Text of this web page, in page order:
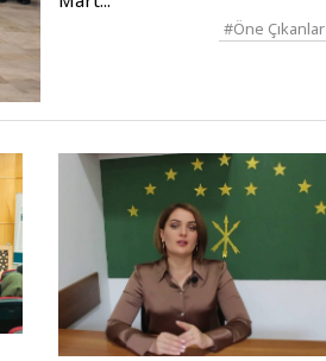
#Öne Çıkanlar